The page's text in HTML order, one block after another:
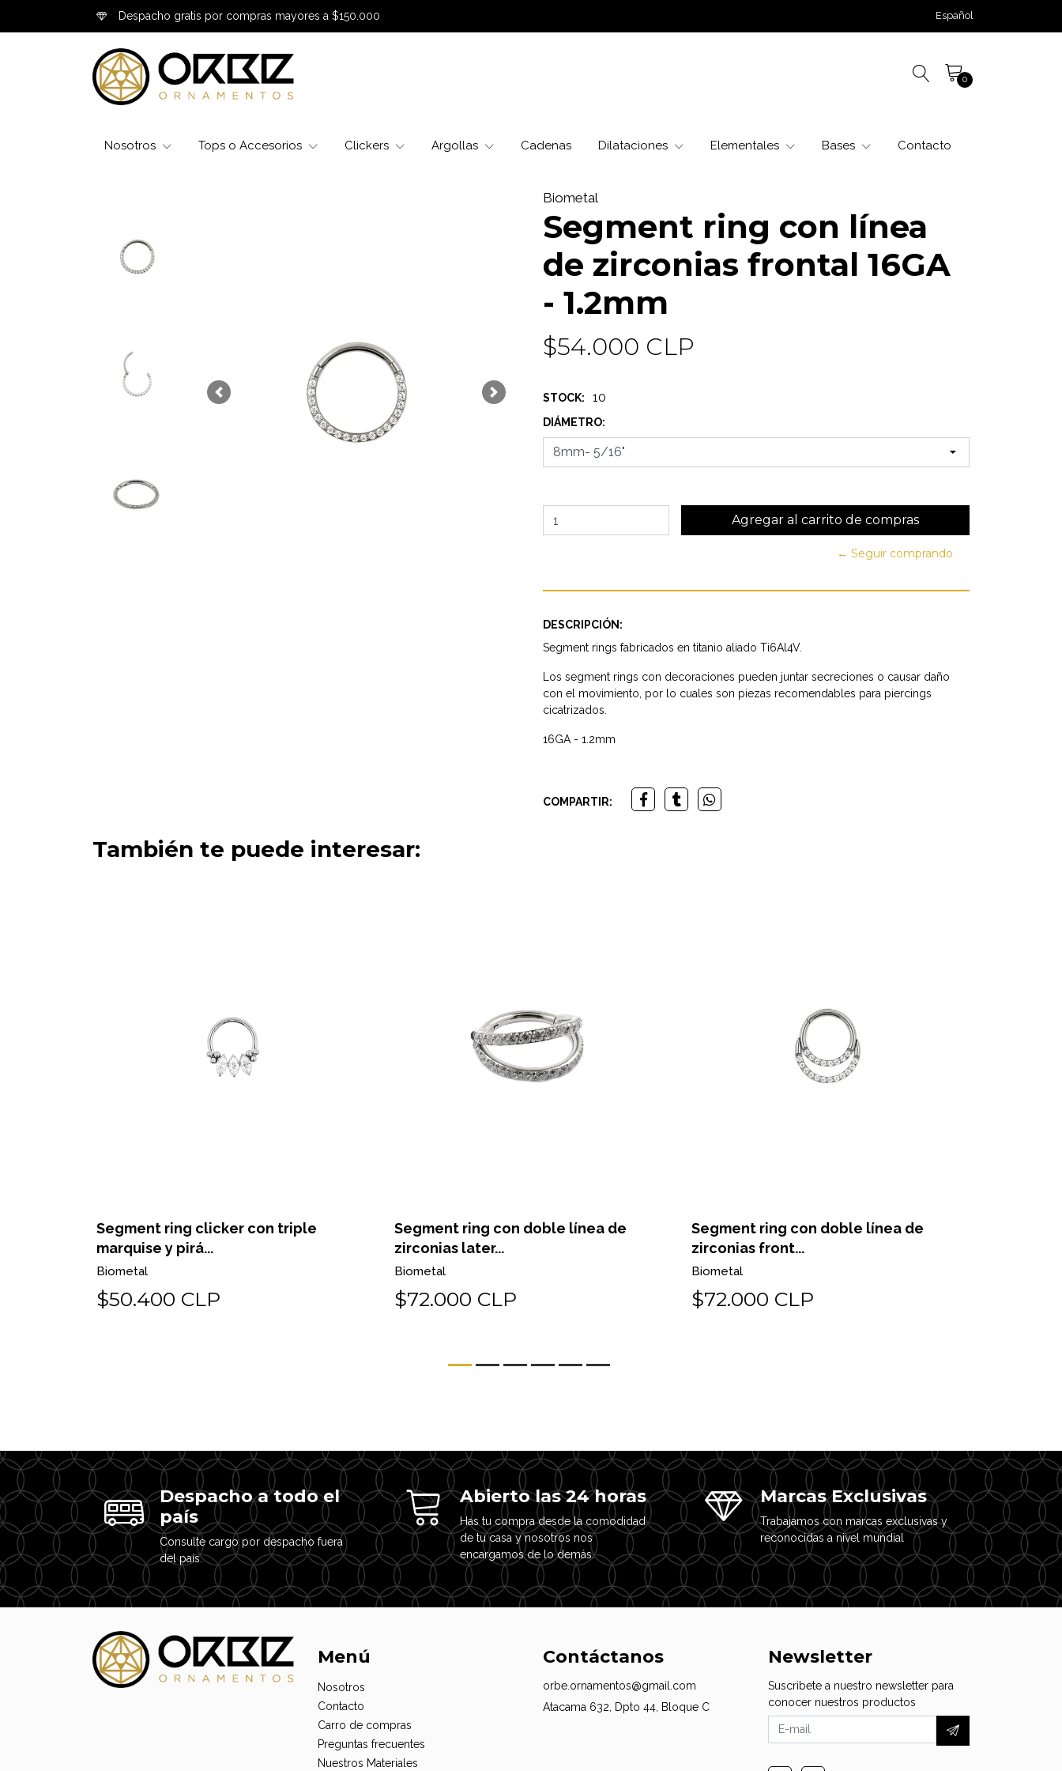
Despacho gratis por compras mayores a $150.000 Español
0
Nosotros Tops o Accesorios Clickers Argollas Cadenas Dilataciones Elementales Bases Contacto
Previous Next
Biometal
Segment ring con línea
de zirconias frontal 16GA
- 1.2mm
$54.000 CLP
STOCK: 10
DIÁMETRO:
← Seguir comprando
DESCRIPCIÓN:
Segment rings fabricados en titanio aliado Ti6Al4V.
Los segment rings con decoraciones pueden juntar secreciones o causar daño
con el movimiento, por lo cuales son piezas recomendables para piercings
cicatrizados.
16GA - 1.2mm
COMPARTIR:
También te puede interesar:
Segment ring clicker con triple
marquise y pirá...
Biometal
$50.400 CLP
Segment ring con doble línea de
zirconias later...
Biometal
$72.000 CLP
Segment ring con doble línea de
zirconias front...
Biometal
$72.000 CLP
Despacho a todo el
país
Consulte cargo por despacho fuera
del país.
Abierto las 24 horas
Has tu compra desde la comodidad
de tu casa y nosotros nos
encargamos de lo demás.
Marcas Exclusivas
Trabajamos con marcas exclusivas y
reconocidas a nivel mundial
Menú
Nosotros
Contacto
Carro de compras
Preguntas frecuentes
Nuestros Materiales
Contáctanos
orbe.ornamentos@gmail.com
Atacama 632, Dpto 44, Bloque C
Newsletter
Suscribete a nuestro newsletter para
conocer nuestros productos